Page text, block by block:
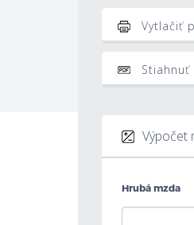
Vytlačiť
Stiahnuť
Výpočet
Hrubá mzda